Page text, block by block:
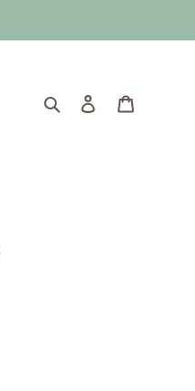
RechercherSe connecter